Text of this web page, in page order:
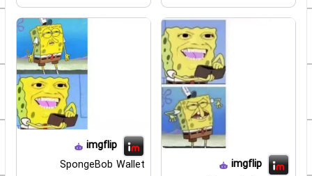
imgflip
imgflip
SpongeBob Wallet